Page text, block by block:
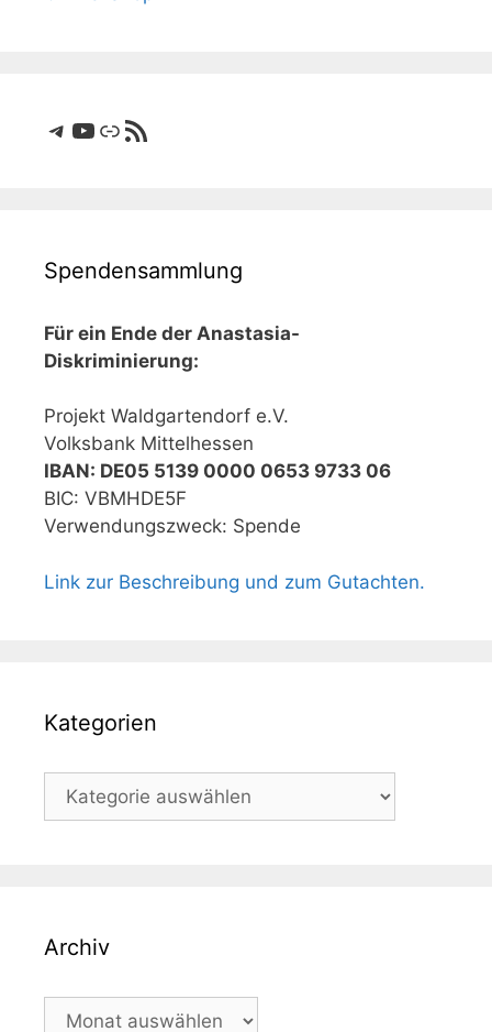
Telegram
YouTube
LinkRSS-Feed
Spendensammlung
Für ein Ende der Anastasia-
Diskriminierung:
Projekt Waldgartendorf e.V.
Volksbank Mittelhessen
IBAN: DE05 5139 0000 0653 9733 06
BIC: VBMHDE5F
Verwendungszweck: Spende
Link zur Beschreibung und zum Gutachten.
Kategorien
Kategorien
Archiv
Archiv